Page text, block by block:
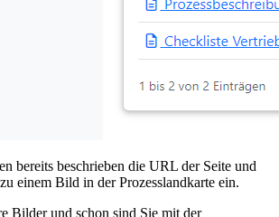
bereits beschrieben die URL der Seite und
einem Bild in der Prozesslandkarte ein.
Bilder und schon sind Sie mit der